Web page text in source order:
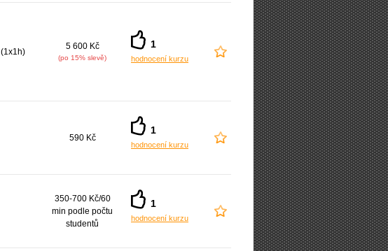
(1x1h)
5 600 Kč
(po 15% slevě)
1
hodnocení kurzu
590 Kč
1
hodnocení kurzu
350-700 Kč/60
min podle počtu
studentů
1
hodnocení kurzu